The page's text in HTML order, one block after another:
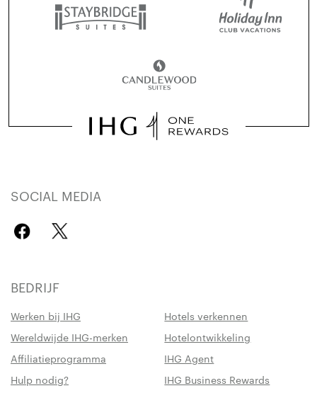
SOCIAL MEDIA
BEDRIJF
Werken bij IHG
Hotels verkennen
Wereldwijde IHG-merken
Hotelontwikkeling
Affiliatieprogramma
IHG Agent
Hulp nodig?
IHG Business Rewards